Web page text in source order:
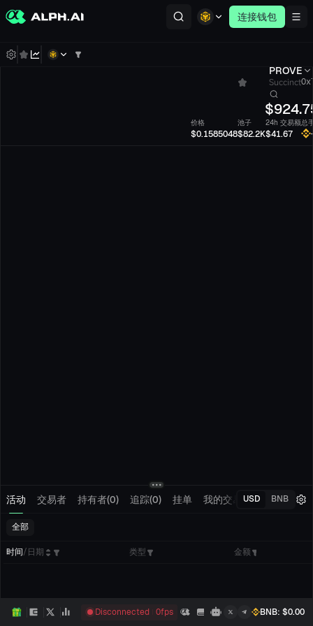
连接钱包
PROVE
Succinct
$
价格
$0.1585048
池子
$82.2K
24h 交易额
$41.67
总
活动 交易者 持有者(0) 追踪(0) 挂单 我的交易 USD BNB
全部
时间/日期 类型 金额
Disconnected 0fps BNB: $0.00